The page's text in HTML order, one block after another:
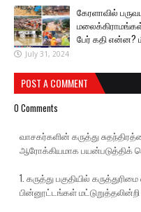
கேரளாவில்
மலைக்கிராமங்கள்
பேர் கதி என்ன?
July 31, 2024
POST A COMMENT
0 Comments
வாசகர்களின் கருத்து
ஆரோக்கியமாக
1. கருத்து பகுதியில்
பின்னூட்டங்கள் மட்டுறுத்தலின்றி